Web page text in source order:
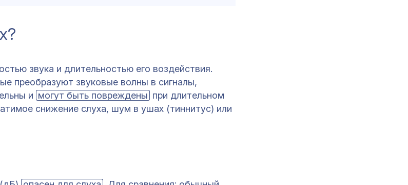
звука и длительностью его воздействия.
преобразуют звуковые волны в сигналы,
и могут быть повреждены при длительном
снижение слуха, шум в ушах (тиннитус) или